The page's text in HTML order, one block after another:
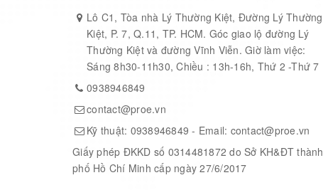
Lô C1, Tòa nhà Lý Thường Kiệt, Đường Lý Thường
Kiệt, P. 7, Q.11, TP. HCM. Góc giao lộ đường Lý
Thường Kiệt và đường Vĩnh Viễn. Giờ làm việc:
Sáng 8h30-11h30, Chiều : 13h-16h, Thứ 2 -Thứ 7
0938946849
contact@proe.vn
Kỹ thuật: 0938946849 - Email: contact@proe.vn
Giấy phép ĐKKD số 0314481872 do Sở KH&ĐT thành
phố Hồ Chí Minh cấp ngày 27/6/2017